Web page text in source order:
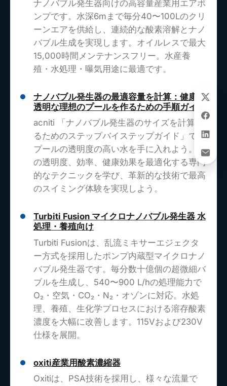
ナノバブル発生器向けの高容量産業用エアポ
ンプです。水深6mまで毎分40〜100Lのクリ
ーンエアを供給し、連続的な酸素溶解とナノ
バブル生成を実現します。オイルレスで最大
15,000時間メンテナンスフリー。水産養
殖・水処理・曝気用途に最適です。
ナノバブル発生器の最適容量を計算：健康で
透明な理想のプールを作るための手順ガイド
acniti 「ナノバブル発生器のサイズを計算す
るためのステップバイステップガイド」で、
プールの透明度の高い水を手に入れよう。水
の透明度、効率、健康効果を最適化する専門
的なテクニックを学び、革新的な技術で最高
のスイミング体験を実現しよう。
Turbiti Fusion マイクロナノバブル発生器 水
処理・養殖向け
Turbiti Fusionは、乱流ミキサーエジェクタ
ー方式を採用したポンプ内蔵型マイクロナノ
バブル発生器です。毎分数十億個の超微細バ
ブルを生成し、540〜900 L/hの処理能力で
O₂・空気・CO₂・N₂・オゾンに対応。水処
理、養殖、生化学プロセスにおける溶存酸素
濃度を大幅に改善します。115Vおよび230V
仕様を展開。
oxiti産業用酸素濃縮器
Oxitiは、PSA技術を採用し、様々な流量で